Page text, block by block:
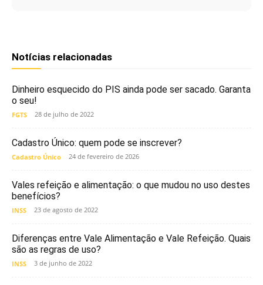
Notícias relacionadas
Dinheiro esquecido do PIS ainda pode ser sacado. Garanta
o seu!
FGTS 28 de julho de 2022
Cadastro Único: quem pode se inscrever?
Cadastro Único 24 de fevereiro de 2026
Vales refeição e alimentação: o que mudou no uso destes
benefícios?
INSS 23 de agosto de 2022
Diferenças entre Vale Alimentação e Vale Refeição. Quais
são as regras de uso?
INSS 3 de junho de 2022